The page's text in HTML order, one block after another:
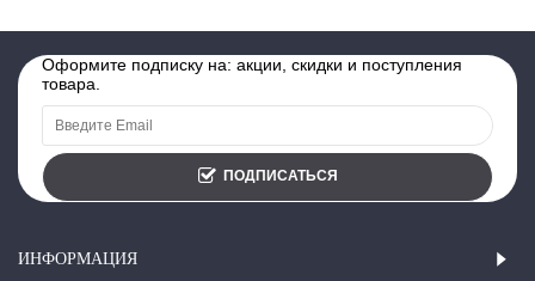
Оформите подписку на: акции, скидки и поступления
товара.
ПОДПИСАТЬСЯ
ИНФОРМАЦИЯ